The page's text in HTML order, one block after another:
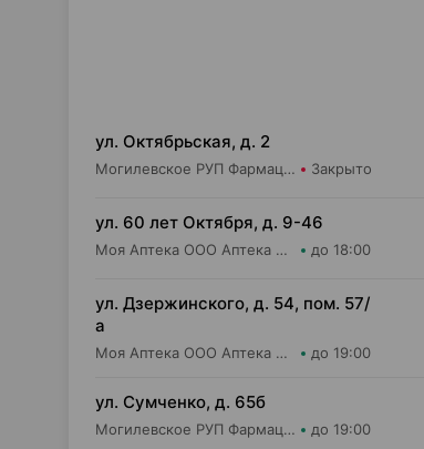
ул. Октябрьская, д. 2
Могилевское РУП Фармация Аптека №48 Закрыто
ул. 60 лет Октября, д. 9-46
Моя Аптека ООО Аптека №91 до 18:00
ул. Дзержинского, д. 54, пом. 57/
а
Моя Аптека ООО Аптека №53 до 19:00
ул. Сумченко, д. 65б
Могилевское РУП Фармация Центральная районная аптека №109 до 19:00